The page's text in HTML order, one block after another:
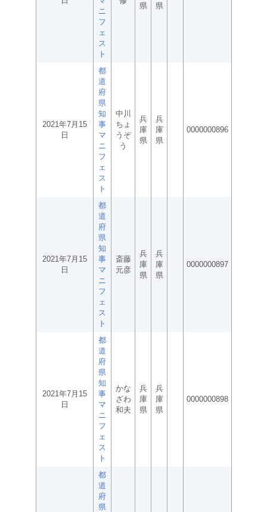
ニ
フ
ェ
ス
ト
県 県
2021年7月15
日
都
道
府
県
知
事
マ
ニ
フ
ェ
ス
ト
中川
ちょ
うぞ
う
兵
庫
県
兵
庫
県
0000000896
2021年7月15
日
都
道
府
県
知
事
マ
ニ
フ
ェ
ス
ト
斎藤
元彦
兵
庫
県
兵
庫
県
0000000897
2021年7月15
日
都
道
府
県
知
事
マ
ニ
フ
ェ
ス
ト
かな
ざわ
和夫
兵
庫
県
兵
庫
県
0000000898
都
道
府
県